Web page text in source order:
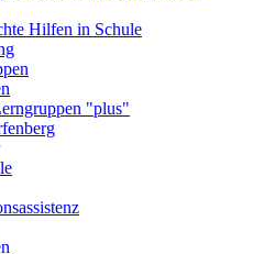
Hilfen in Schule
"plus"